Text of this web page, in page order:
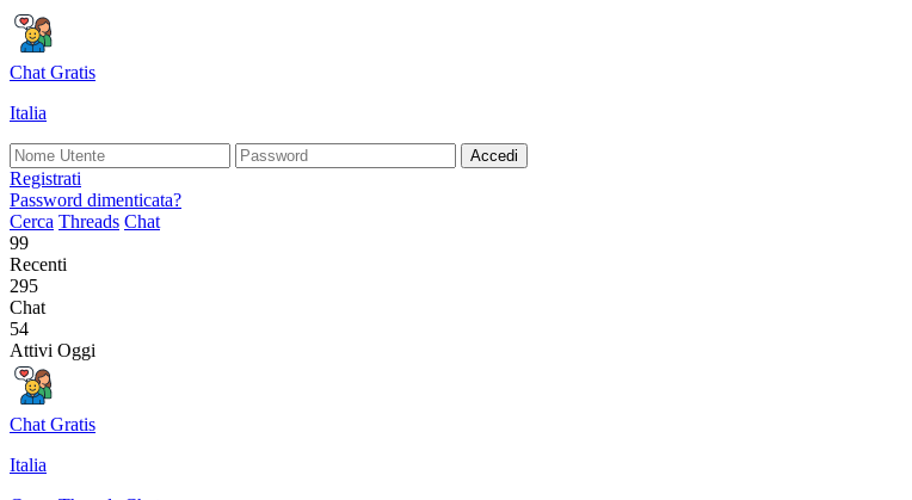
Chat Gratis
Italia
Accedi
Registrati
Password dimenticata?
Cerca Threads Chat
99
Recenti
295
Chat
54
Attivi Oggi
Chat Gratis
Italia